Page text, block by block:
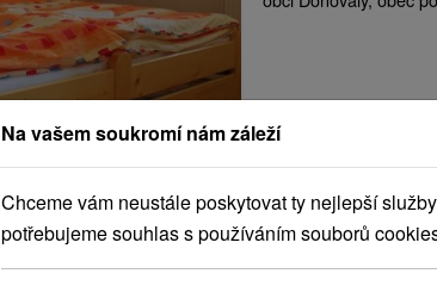
Apartmán Dávid
Donovaly
Na vašem soukromí nám záleží
Chceme vám neustále poskytovat ty nejlepší
potřebujeme souhlas s používáním souborů